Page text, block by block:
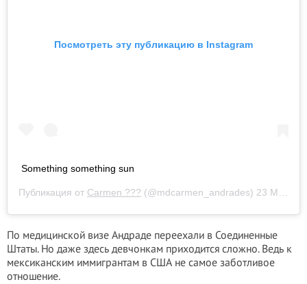
Посмотреть эту публикацию в Instagram
Something something sun
Публикация от Carmen ??? (@mdcarmen_andrades) 23 Май 2020 в 6:16 PDT
По медицинской визе Андраде переехали в Соединенные
Штаты. Но даже здесь девчонкам приходится сложно. Ведь к
мексиканским иммигрантам в США не самое заботливое
отношение.